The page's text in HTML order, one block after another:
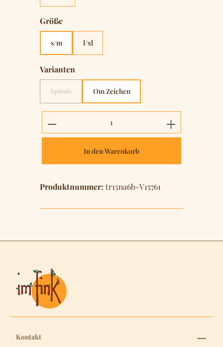
Größeauswählen
s/m l/xl
Varianten
Spirale
(Diese Option ist zurzeit nicht verfügbar.)
Om Zeichen
Produkt Anzahl: Gib den
In den Warenkorb
Produktnummer: tr15na6b-V15761
Kontakt